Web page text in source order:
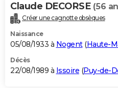
Claude DECORSE (56
Créer une cagnotte obsèques
Naissance
05/08/1933 à Nogent(Haute-
Décès
22/08/1989 à Issoire (Puy-de-